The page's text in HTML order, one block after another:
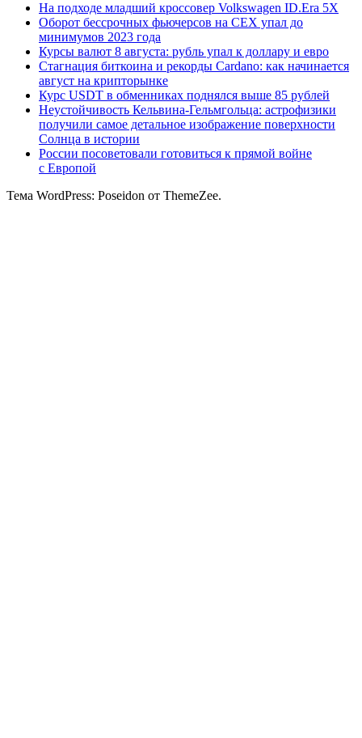
На подходе младший кроссовер Volkswagen ID.Era 5X
Оборот бессрочных фьючерсов на CEX упал до
минимумов 2023 года
Курсы валют 8 августа: рубль упал к доллару и евро
Стагнация биткоина и рекорды Cardano: как начинается
август на крипторынке
Курс USDT в обменниках поднялся выше 85 рублей
Неустойчивость Кельвина-Гельмгольца: астрофизики
получили самое детальное изображение поверхности
Солнца в истории
России посоветовали готовиться к прямой войне
с Европой
Тема WordPress: Poseidon от ThemeZee.